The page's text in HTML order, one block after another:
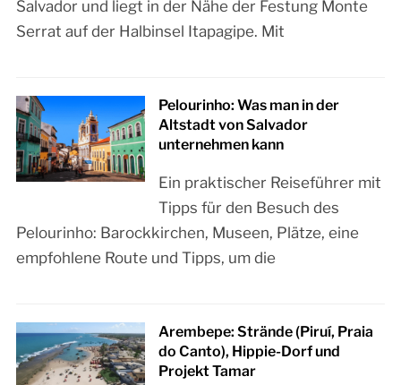
Salvador und liegt in der Nähe der Festung Monte
Serrat auf der Halbinsel Itapagipe. Mit
Pelourinho: Was man in der
Altstadt von Salvador
unternehmen kann
Ein praktischer Reiseführer mit
Tipps für den Besuch des
Pelourinho: Barockkirchen, Museen, Plätze, eine
empfohlene Route und Tipps, um die
Arembepe: Strände (Piruí, Praia
do Canto), Hippie-Dorf und
Projekt Tamar